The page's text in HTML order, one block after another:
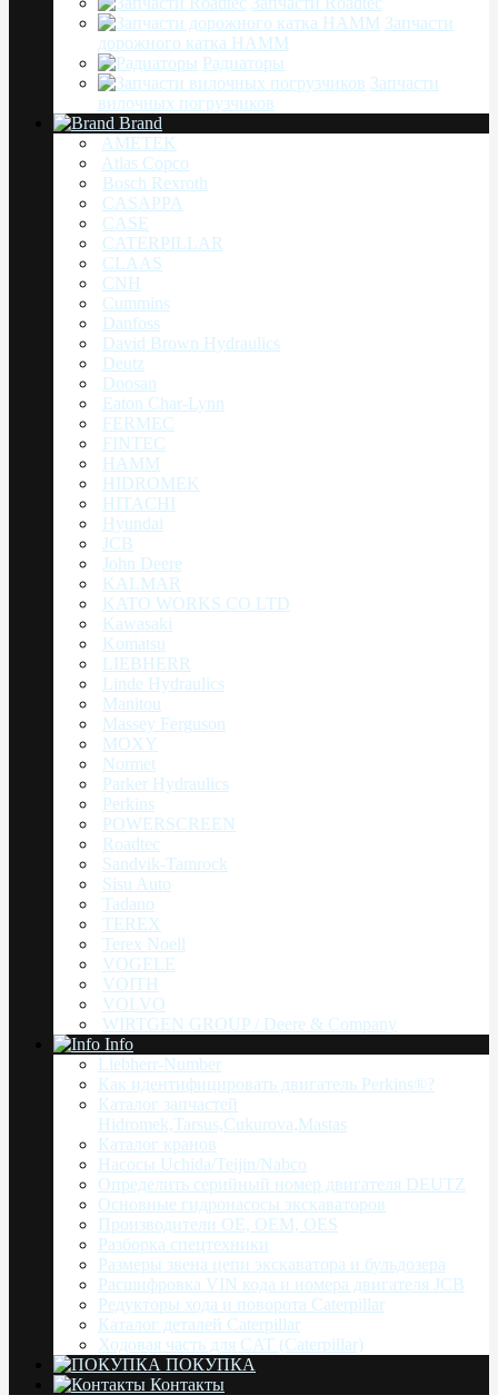
Запчасти
дорожного катка HAMM
Радиаторы
Запчасти
вилочных погрузчиков
Brand
AMETEK
Atlas Copco
Bosch Rexroth
CASAPPA
CASE
CATERPILLAR
CLAAS
CNH
Cummins
Danfoss
David Brown Hydraulics
Deutz
Doosan
Eaton Char-Lynn
FERMEC
FINTEC
HAMM
HIDROMEK
HITACHI
Hyundai
JCB
John Deere
KALMAR
KATO WORKS CO LTD
Kawasaki
Komatsu
LIEBHERR
Linde Hydraulics
Manitou
Massey Ferguson
MOXY
Normet
Parker Hydraulics
Perkins
POWERSCREEN
Roadtec
Sandvik-Tamrock
Sisu Auto
Tadano
TEREX
Terex Noell
VOGELE
VOITH
VOLVO
WIRTGEN GROUP / Deere & Company
Info
Liebherr-Number
Как идентифицировать двигатель Perkins®?
Каталог запчастей
Hidromek,Tarsus,Cukurova,Mastas
Каталог кранов
Насоcы Uchida/Teijin/Nabco
Определить серийный номер двигателя DEUTZ
Основные гидронасосы экскаваторов
Производители OE, OEM, OES
Разборка спецтехники
Размеры звена цепи экскаватора и бульдозера
Расшифровка VIN кода и номера двигателя JCB
Редукторы хода и поворота Caterpillar
Каталог деталей Caterpillar
Ходовая часть для CAT (Caterpillar)
ПОКУПКА
Контакты